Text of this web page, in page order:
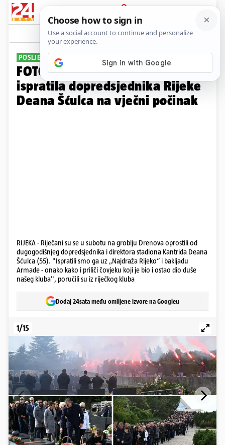
PRIJAVA
Galerija Komentari
POSLJEDNJE ZBOGOM
FOTO Armada je uz bakljadu
ispratila dopredsjednika Rijeke
Deana Šćulca na vječni počinak
RIJEKA - Riječani su se u subotu na groblju Drenova oprostili od
dugogodišnjeg dopredsjednika i direktora stadiona Kantrida Deana
Šćulca (55). "Ispratili smo ga uz „Najdraža Rijeko“ i bakljadu
Armade - onako kako i priliči čovjeku koji je bio i ostao dio duše
našeg kluba", poručili su iz riječkog kluba
Dodaj 24sata među omiljene izvore na Googleu
1/15